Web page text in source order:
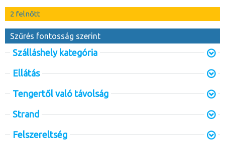
2 felnőtt
Szűrés fontosság szerint
Szálláshely kategória
Ellátás
Tengertől való távolság
Strand
Felszereltség